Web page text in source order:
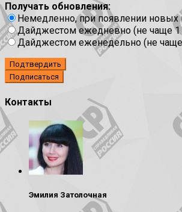
Получать обновления:
Немедленно, при появлении новых
Дайджестом ежедневно (не чаще 1
Дайджестом еженедельно (не
Подтвердить
Контакты
Эмилия Затолочная